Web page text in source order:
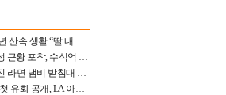
배우 최일순, 이혼 후 20년 산속 생활 “딸 내가 버렸다고 원망‥맘 아파”(특종)[어제TV]
‘혼외자→유부남’ 정우성 근황 포착, 수식억 해킹 피해 후배 만났다 “존경하는”
집 공개 유재석, 결혼사진 라면 냄비 받침대 되고 분노‥가족사진도 피해(놀뭐)[어제TV]
백윤식 손녀+정시아 딸 첫 유화 공개, LA 아트쇼→서울국제조각페스타 작가다운 수준급 실력